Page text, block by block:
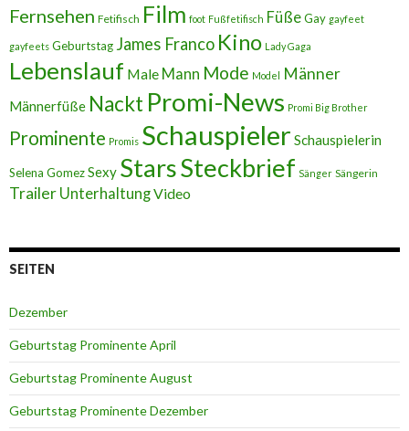
Fernsehen Fetifisch Film foot Fußfetifisch FüßeGay gayfeet
gayfeets Geburtstag James Franco Kino Lady Gaga
Lebenslauf Male Mann Mode Model Männer
Männerfüße Nackt Promi-News Promi Big Brother
Prominente Promis Schauspieler Schauspielerin
Selena GomezSexy StarsSteckbrief Sänger Sängerin
Trailer UnterhaltungVideo
SEITEN
Dezember
Geburtstag Prominente April
Geburtstag Prominente August
Geburtstag Prominente Dezember